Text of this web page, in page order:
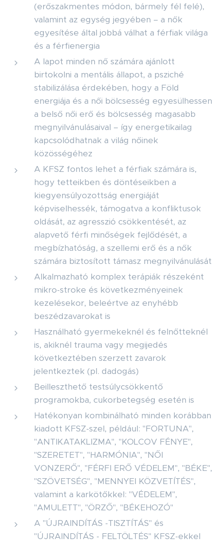
(erőszakmentes módon, bármely fél felé),
valamint az egység jegyében – a nők
egyesítése által jobbá válhat a férfiak világa
és a férfienergia
A lapot minden nő számára ajánlott
birtokolni a mentális állapot, a psziché
stabilizálása érdekében, hogy a Föld
energiája és a női bölcsesség egyesülhessen
a belső női erő és bölcsesség magasabb
megnyilvánulásaival – így energetikailag
kapcsolódhatnak a világ nőinek
közösségéhez
A KFSZ fontos lehet a férfiak számára is,
hogy tetteikben és döntéseikben a
kiegyensúlyozottság energiáját
képviselhessék, támogatva a konfliktusok
oldását, az agresszió csökkentését, az
alapvető férfi minőségek fejlődését, a
megbízhatóság, a szellemi erő és a nők
számára biztosított támasz megnyilvánulását
Alkalmazható komplex terápiák részeként
mikro-stroke és következményeinek
kezelésekor, beleértve az enyhébb
beszédzavarokat is
Használható gyermekeknél és felnőtteknél
is, akiknél trauma vagy megijedés
következtében szerzett zavarok
jelentkeztek (pl. dadogás)
Beilleszthető testsúlycsökkentő
programokba, cukorbetegség esetén is
Hatékonyan kombinálható minden korábban
kiadott KFSZ-szel, például: "FORTUNA",
"ANTIKATAKLIZMA", "KOLCOV FÉNYE",
"SZERETET", "HARMÓNIA", "NŐI
VONZERŐ", "FÉRFI ERŐ VÉDELEM", "BÉKE",
"SZÖVETSÉG", "MENNYEI KÖZVETÍTÉS",
valamint a karkötőkkel: "VÉDELEM",
"AMULETT", "ÖRZŐ", "BÉKEHOZÓ"
A "ÚJRAINDÍTÁS -TISZTÍTÁS" és
"ÚJRAINDÍTÁS - FELTÖLTÉS" KFSZ-ekkel